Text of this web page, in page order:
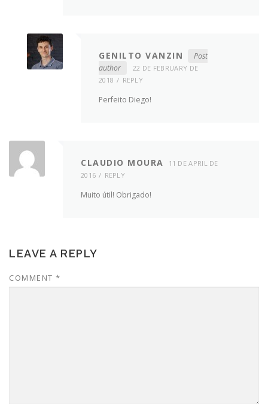
GENILTO VANZIN
Post
author
22 DE FEBRUARY DE
2018
REPLY
Perfeito Diego!
CLAUDIO MOURA
11 DE APRIL DE
2016
REPLY
Muito útil! Obrigado!
LEAVE A REPLY
COMMENT *